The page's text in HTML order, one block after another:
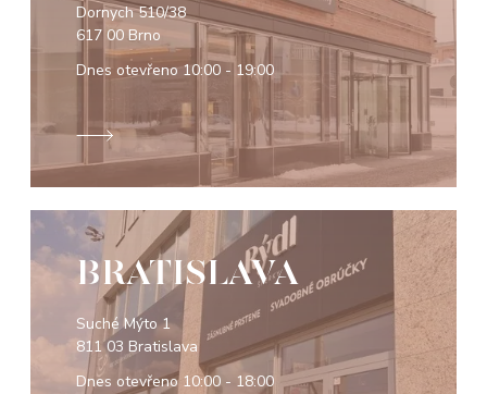
Dornych 510/38
617 00 Brno
Dnes otevřeno10:00 - 19:00
BRATISLAVA
Suché Mýto 1
811 03 Bratislava
Dnes otevřeno 10:00 - 18:00